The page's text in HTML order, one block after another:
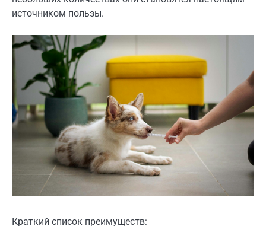
источником пользы.
Краткий список преимуществ: